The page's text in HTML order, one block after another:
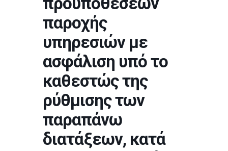
παροχής
υπηρεσιών με
ασφάλιση υπό το
καθεστώς της
ρύθμισης των
παραπάνω
διατάξεων, κατά